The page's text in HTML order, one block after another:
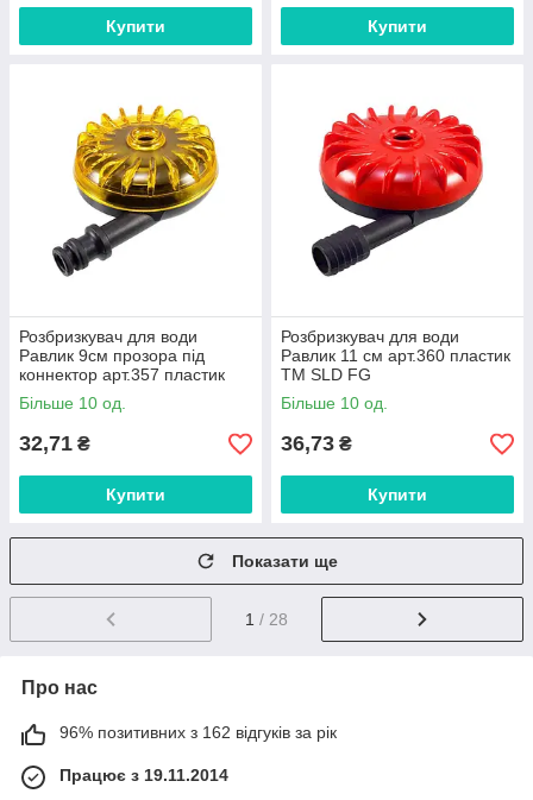
Купити Купити
Розбризкувач для води
Равлик 9см прозора під
коннектор арт.357 пластик
ТМ SLD FG
Більше 10 од.
32,71 ₴
Купити
Розбризкувач для води
Равлик 11 см арт.360 пластик
ТМ SLD FG
Більше 10 од.
36,73 ₴
Купити
Показати ще
1 / 28
Про нас
96% позитивних з 162 відгуків за рік
Працює з 19.11.2014